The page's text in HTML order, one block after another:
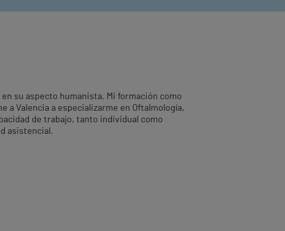
su aspecto humanista. Mi formación como
a Valencia a especializarme en Oftalmología,
de trabajo, tanto individual como
asistencial.